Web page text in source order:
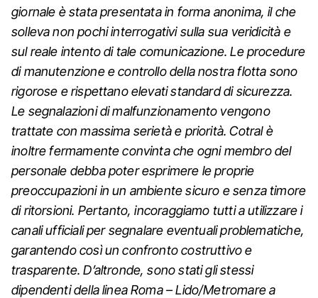
giornale è stata presentata in forma anonima, il che
solleva non pochi interrogativi sulla sua veridicità e
sul reale intento di tale comunicazione. Le procedure
di manutenzione e controllo della nostra flotta sono
rigorose e rispettano elevati standard di sicurezza.
Le segnalazioni di malfunzionamento vengono
trattate con massima serietà e priorità.Cotral è
inoltre fermamente convinta che ogni membro del
personale debba poter esprimere le proprie
preoccupazioni in un ambiente sicuro e senza timore
di ritorsioni. Pertanto, incoraggiamo tutti a utilizzare i
canali ufficiali per segnalare eventuali problematiche,
garantendo così un confronto costruttivo e
trasparente. D’altronde, sono stati gli stessi
dipendenti della linea Roma – Lido/Metromare a